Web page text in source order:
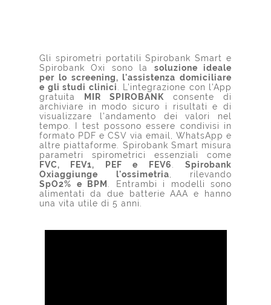
Gli spirometri portatili Spirobank Smart e
Spirobank Oxi sono la soluzione ideale
per lo screening, l'assistenza domiciliare
e gli studi clinici . L'integrazione con l'App
gratuita
MIR SPIROBANK consente di
archiviare in modo sicuro i risultati e di
visualizzare l'andamento dei valori nel
tempo. I test possono essere condivisi in
formato PDF e CSV via email, WhatsApp e
altre piattaforme. Spirobank Smart misura
parametri spirometrici essenziali come
FVC, FEV1, PEF e FEV6
.Spirobank
Oxiaggiunge l'ossimetria , rilevando
SpO2% e BPM
. Entrambi i modelli sono
alimentati da due batterie AAA e hanno
una vita utile di 5 anni.